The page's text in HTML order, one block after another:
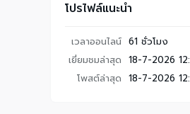
โปรไฟล์แนะนำ
เวลาออนไลน์ 61 ชั่วโมง
เยี่ยมชมล่าสุด 18-7-2026
โพสต์ล่าสุด 18-7-2026